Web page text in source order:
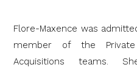
Flore-Maxence was
member of the
Acquisitions teams.